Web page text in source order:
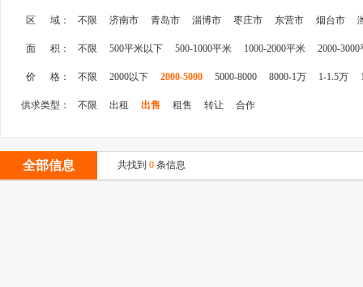
区 域： 不限 济南市 青岛市 淄博市 枣庄市 东营市 烟台市
面 积： 不限 500平米以下 500-1000平米 1000-2000平米 2000-3000
价 格： 不限 2000以下 2000-5000 5000-8000 8000-1万 1-1.5万
供求类型： 不限 出租 出售 租售 转让 合作
全部信息 共找到 0 条信息